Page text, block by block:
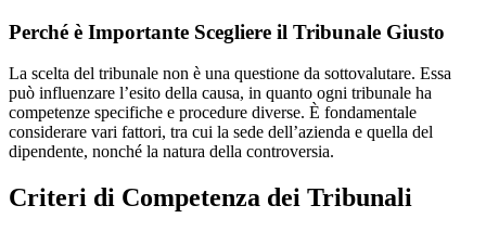
Perché è Importante Scegliere il Tribunale Giusto
La scelta del tribunale non è una questione da sottovalutare. Essa
può influenzare l’esito della causa, in quanto ogni tribunale ha
competenze specifiche e procedure diverse. È fondamentale
considerare vari fattori, tra cui la sede dell’azienda e quella del
dipendente, nonché la natura della controversia.
Criteri di Competenza dei Tribunali